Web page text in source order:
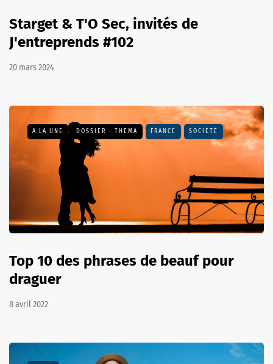
Starget & T'O Sec, invités de
J'entreprends #102
20 mars 2024
A LA UNE DOSSIER - THEMA FRANCE SOCIÉTÉ
Top 10 des phrases de beauf pour
draguer
8 avril 2022